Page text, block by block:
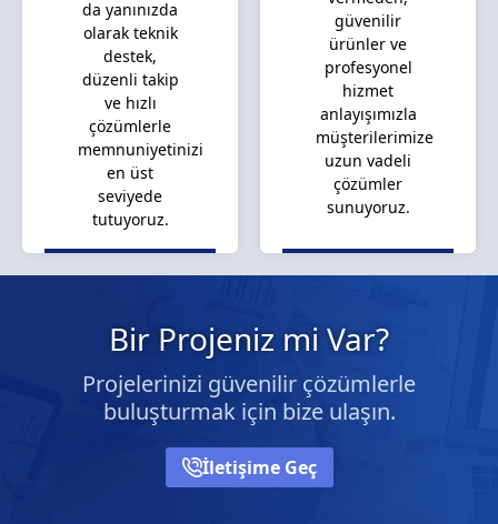
da yanınızda
olarak teknik
destek,
düzenli takip
ve hızlı
çözümlerle
memnuniyetinizi
en üst
seviyede
tutuyoruz.
güvenilir
ürünler ve
profesyonel
hizmet
anlayışımızla
müşterilerimize
uzun vadeli
çözümler
sunuyoruz.
Bir Projeniz mi Var?
Projelerinizi güvenilir çözümlerle
buluşturmak için bize ulaşın.
İletişime Geç